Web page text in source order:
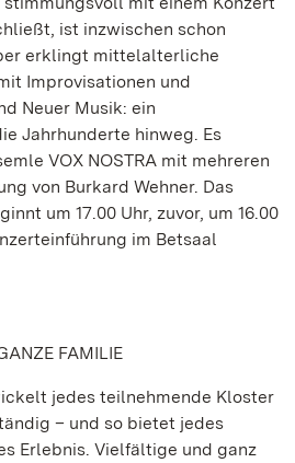
ist inzwischen schon
erklingt mittelalterliche
Improvisationen und
Neuer Musik: ein
Jahrhunderte hinweg. Es
VOX NOSTRA mit mehreren
von Burkard Wehner. Das
um 17.00 Uhr, zuvor, um 16.00
im Betsaal
FAMILIE
jedes teilnehmende Kloster
– und so bietet jedes
Erlebnis. Vielfältige und ganz